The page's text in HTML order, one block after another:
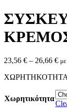
23,56 € – 26,66 €
ΧΩΡΗΤΗΚΟΤΗΤΑ:
Χωρητικότητα